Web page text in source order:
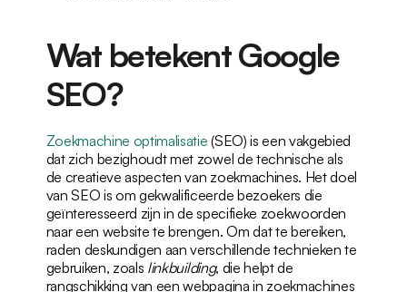
Wat betekent Google
SEO?
Zoekmachine optimalisatie (SEO) is een vakgebied
dat zich bezighoudt met zowel de technische als
de creatieve aspecten van zoekmachines. Het doel
van SEO is om gekwalificeerde bezoekers die
geïnteresseerd zijn in de specifieke zoekwoorden
naar een website te brengen. Om dat te bereiken,
raden deskundigen aan verschillende technieken te
gebruiken, zoals linkbuilding, die helpt de
rangschikking van een webpagina in zoekmachines